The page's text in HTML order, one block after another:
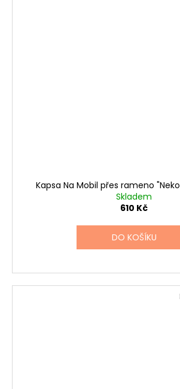
Kapsa Na Mobil přes rameno
Skladem
610 Kč
DO KOŠÍKU